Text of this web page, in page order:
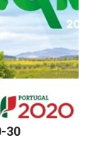
30